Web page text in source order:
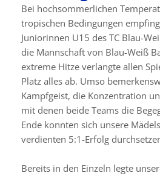
Bei hochsommerlichen
tropischen Bedingungen
Juniorinnen U15 des TC Blau-
die Mannschaft von Blau-Weiß
extreme Hitze verlangte allen
Platz alles ab. Umso
Kampfgeist, die Konzentration
mit denen beide Teams die
Ende konnten sich unsere
verdienten 5:1-Erfolg
Bereits in den Einzeln legte